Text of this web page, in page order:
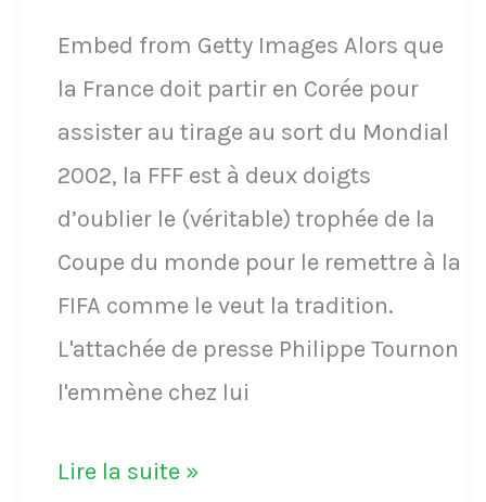
étoile
!
"
Le
chant
des
supporters
de
l'équipe
Embed from Getty Images Alors que
la France doit partir en Corée pour
assister au tirage au sort du Mondial
2002, la FFF est à deux doigts
d’oublier le (véritable) trophée de la
Coupe du monde pour le remettre à la
FIFA comme le veut la tradition.
L'attachée de presse Philippe Tournon
l'emmène chez lui
L'attaché
Lire la suite »